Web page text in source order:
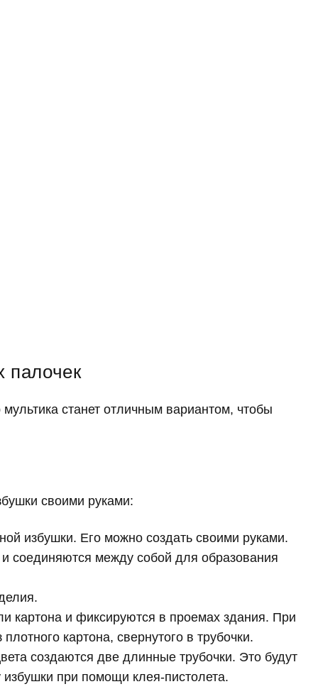
палочек
станет отличным вариантом, чтобы
своими руками:
избушки. Его можно создать своими руками.
соединяются между собой для образования
картона и фиксируются в проемах здания. При
картона, свернутого в трубочки.
создаются две длинные трубочки. Это будут
при помощи клея-пистолета.